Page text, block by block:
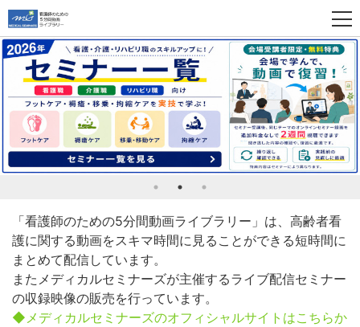
「看護師のための5分間動画ライブラリー」は、高齢者看
護に関する動画をスキマ時間に見ることができる短時間に
まとめて配信しています。
またメディカルセミナーズが主催するライブ配信セミナー
の収録映像の販売を行っています。
◆メディカルセミナーズのオフィシャルサイトはこちらか